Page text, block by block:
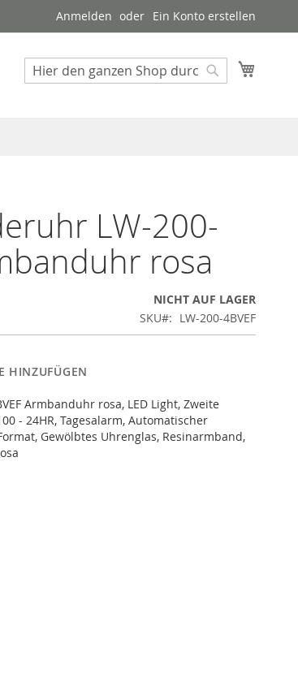
Anmelden Ein Konto erstellen
Suche
LW-200-
rosa
NICHT AUF LAGER
SKU
LW-200-4BVEF
HINZUFÜGEN
Armbanduhr rosa, LED Light, Zweite
- 24HR, Tagesalarm, Automatischer
Gewölbtes Uhrenglas, Resinarmband,